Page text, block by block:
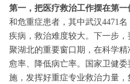
第一，把医疗救治工作摆在第一
和危重症患者，其中武汉4471
疾病，救治难度较大。下一步
聚湖北的重要窗口期，在科学
愈率、降低病亡率。国家卫健
施，发挥好重症专业救治力量